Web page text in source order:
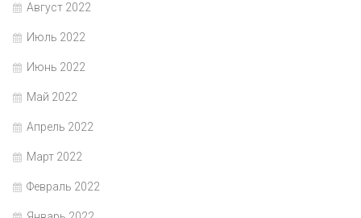
Август 2022
Июль 2022
Июнь 2022
Май 2022
Апрель 2022
Март 2022
Февраль 2022